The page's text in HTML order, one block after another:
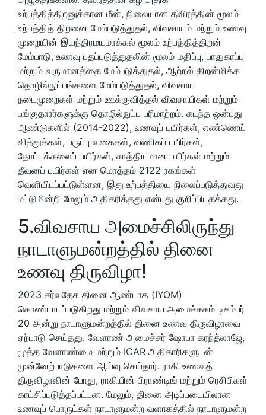
உற்பத்தித்திறனுக்கான மீன், நிலையான தீவிரத்தின் மூலம்
உற்பத்தித் திறனை மேம்படுத்துதல், விவசாயம் மற்றும் உணவு
முறையின் இயந்திரமயமாக்கல் மூலம் உற்பத்தித்திறன்
மேம்பாடு, உணவு பதப்படுத்துதலின் மூலம் மதிப்பு, பாதுகாப்பு
மற்றும் வருமானத்தை மேம்படுத்துதல், ஆற்றல் திறன்மிக்க
தொழில்நுட்பங்களை மேம்படுத்துதல், விவசாய
நடைமுறைகள் மற்றும் ஊக்குவித்தல் விவசாயிகள் மற்றும்
பங்குதாரர்களுக்கு தொழில்நுட்ப பரிமாற்றம். கடந்த ஒன்பது
ஆண்டுகளில் (2014-2022), உணவுப் பயிர்கள், எண்ணெய்
வித்துக்கள், பருப்பு வகைகள், வணிகப் பயிர்கள்,
தோட்டக்கலைப் பயிர்கள், சாத்தியமான பயிர்கள் மற்றும்
தீவனப் பயிர்கள் என மொத்தம் 2122 ரகங்கள்
வெளியிடப்பட்டுள்ளன, இது உற்பத்தியை நிலைப்படுத்துவது
மட்டுமின்றி மேலும் அதிகரித்தது என்பது குறிப்பிடதக்கது.
5.விவசாய அமைச்சிலிருந்து
நாடாளுமன்றத்தில் தினை
உணவு திருவிழா!
2023 சர்வதேச தினை ஆண்டாக (IYOM)
கொண்டாடப்படுகிறது மற்றும் விவசாய அமைச்சகம் டிசம்பர்
20 அன்று நாடாளுமன்றத்தில் தினை உணவு திருவிழாவை
ஏற்பாடு செய்தது. வேளாண் அமைச்சர் ஷோபா கரந்த்லாஜே,
மூத்த வேளாண்மை மற்றும் ICAR அதிகாரிகளுடன்
முன்னேற்பாடுகளை ஆய்வு செய்தார். ராகி உணவுத்
திருவிழாவின் போது, ​​ராகியின் பிராண்டிங் மற்றும் ரெசிபிகள்
காட்சிப்படுத்தப்பட்டன. மேலும், தினை அடிப்படையிலான
உணவுப் பொருட்கள் நாடாளுமன்ற வளாகத்தில் நாடாளுமன்ற